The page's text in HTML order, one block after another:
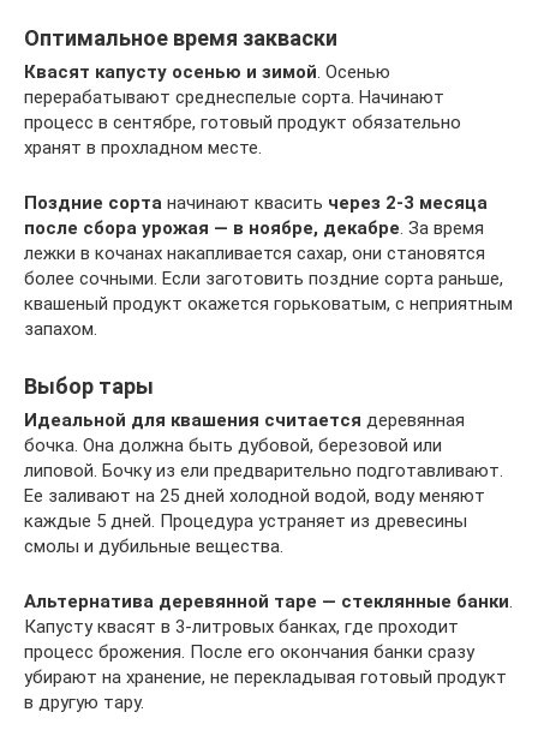
Оптимальное время закваски
Квасят капусту осенью и зимой. Осенью
перерабатывают среднеспелые сорта. Начинают
процесс в сентябре, готовый продукт обязательно
хранят в прохладном месте.
Поздние сорта начинают квасить через 2-3 месяца
после сбора урожая — в ноябре, декабре. За время
лежки в кочанах накапливается сахар, они становятся
более сочными. Если заготовить поздние сорта раньше,
квашеный продукт окажется горьковатым, с неприятным
запахом.
Выбор тары
Идеальной для квашения считается деревянная
бочка. Она должна быть дубовой, березовой или
липовой. Бочку из ели предварительно подготавливают.
Ее заливают на 25 дней холодной водой, воду меняют
каждые 5 дней. Процедура устраняет из древесины
смолы и дубильные вещества.
Альтернатива деревянной таре — стеклянные банки.
Капусту квасят в 3-литровых банках, где проходит
процесс брожения. После его окончания банки сразу
убирают на хранение, не перекладывая готовый продукт
в другую тару.